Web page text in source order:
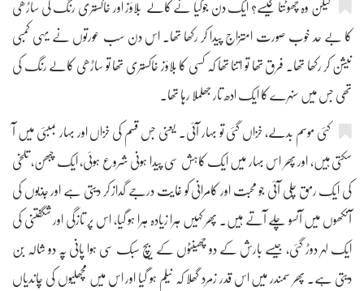
لیکن وہ چھوٹتا کیسے؟ ایک دن جوگیا نے کالے بلاؤز اور خاکستری رنگ کی ساڑھی
کا بے حد خوب صورت امتزاج پیدا کر رکھا تھا۔ اس دن سب عورتوں نے یہی کمبی
نیشن کر رکھا تھا۔ فرق تھا تو اتنا تھا کہ کسی کا بلاؤز خاکستری تھا تو ساڑھی کالے رنگ کی
تھی جس میں سنہرے کا ایک ادھ تار جھلملا رہا تھا۔
کئی موسم بدلے، خزاں گئی تو بہار آئی۔ یعنی جس قسم کی خزاں اور بہار بمبئی میں آ
سکتی ہیں، اور پھر اس بہار میں ایک کاہش سی پیدا ہونی شروع ہوئی، ایک چبھن، تلخی
کی ایک رمق چلی آئی جو محبت اور کامرانی کو غایت درجے گداز کر دیتی ہے اور جذبوں کی
آنکھوں میں آنسو چلے آتے ہیں۔ پھر کہیں ہرا زیادہ ہرا ہو گیا، اس پر تازگی اور شگفتنی کی
ایک لہر دوڑ گئی، جیسے بارش کے دو چھینٹوں کے بیچ سبک سی ہوا پانی پہ دو شالہ بُن
دیتی ہے۔ پھر سمندر میں اس قدر زمرد گھلا کہ نیلم ہو گیا اور اس میں مچھلیوں کی چاندیاں